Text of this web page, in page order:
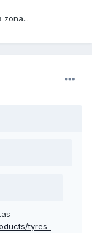
zona...
tyres-